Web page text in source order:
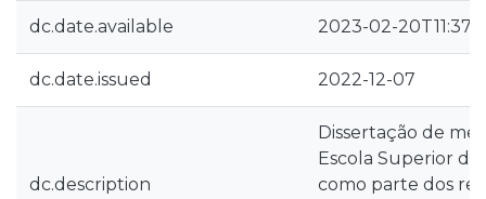
dc.date.available 2023-02-
dc.date.issued 2022-12-07
dc.description
Dissertação de
Escola Superior
como parte dos